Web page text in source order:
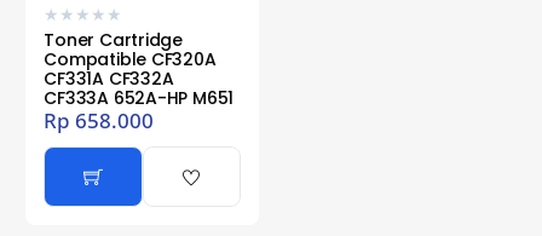
★ ★ ★ ★ ★
Toner Cartridge
Compatible CF320A
CF331A CF332A
CF333A 652A-HP M651
Rp 658.000